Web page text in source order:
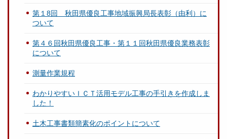
第１8回 秋田県優良工事地域振興局長表彰（由利）に
ついて
第４６回秋田県優良工事・第１１回秋田県優良業務表彰
について
測量作業規程
わかりやすいＩＣＴ活用モデル工事の手引きを作成しま
した！
土木工事書類簡素化のポイントについて